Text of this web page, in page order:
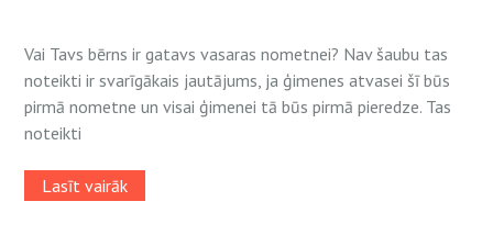
Vai Tavs bērns ir gatavs vasaras nometnei? Nav šaubu tas
noteikti ir svarīgākais jautājums, ja ģimenes atvasei šī būs
pirmā nometne un visai ģimenei tā būs pirmā pieredze. Tas
noteikti
Lasīt vairāk